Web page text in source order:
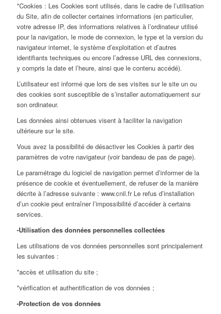
*Cookies : Les Cookies sont utilisés, dans le cadre de l’utilisation
du Site, afin de collecter certaines informations (en particulier,
votre adresse IP, des informations relatives à l’ordinateur utilisé
pour la navigation, le mode de connexion, le type et la version du
navigateur internet, le système d’exploitation et d’autres
identifiants techniques ou encore l’adresse URL des connexions,
y compris la date et l’heure, ainsi que le contenu accédé).
L’utilisateur est informé que lors de ses visites sur le site un ou
des cookies sont susceptible de s’installer automatiquement sur
son ordinateur.
Les données ainsi obtenues visent à faciliter la navigation
ultérieure sur le site.
Vous avez la possibilité de désactiver les Cookies à partir des
paramètres de votre navigateur (voir bandeau de pas de page).
Le paramétrage du logiciel de navigation permet d’informer de la
présence de cookie et éventuellement, de refuser de la manière
décrite à l’adresse suivante : www.cnil.fr Le refus d’installation
d’un cookie peut entraîner l’impossibilité d’accéder à certains
services.
-Utilisation des données personnelles collectées
Les utilisations de vos données personnelles sont principalement
les suivantes :
*accès et utilisation du site ;
*vérification et authentification de vos données ;
-Protection de vos données